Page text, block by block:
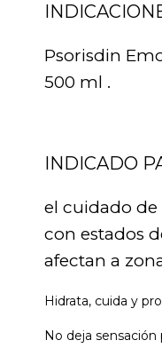
Psorisdin
500 ml .
INDICADO
el cuidado de
con estados
afectan a
Hidrata, cuida y
No deja sensación